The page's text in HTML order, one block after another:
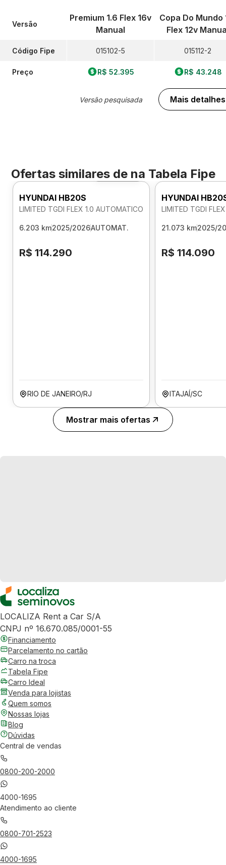
Versão
Código Fipe
Preço
Premium 1.6 Flex 16v
Manual
015102-5
R$ 52.395
Versão pesquisada
Copa Do Mundo
Flex 12v
015112-2
R$ 43.248
Mais detalhes
Ofertas similares de na Tabela Fipe
Foto 360º
HYUNDAI HB20S
LIMITED TGDI FLEX 1.0 AUTOMATICO
6.203 km2025/2026AUTOMAT.
R$ 114.290
RIO DE JANEIRO/RJ
HYUNDAI
LIMITED TGDI
21.073 km2025/
R$ 114.090
ITAJAÍ/SC
Mostrar mais ofertas
LOCALIZA Rent a Car S/A
CNPJ nº 16.670.085/0001-55
Financiamento
Parcelamento no cartão
Carro na troca
Tabela Fipe
Carro Ideal
Venda para lojistas
Quem somos
Nossas lojas
Blog
Dúvidas
Central de vendas
0800-200-2000
4000-1695
Atendimento ao cliente
0800-701-2523
4000-1695